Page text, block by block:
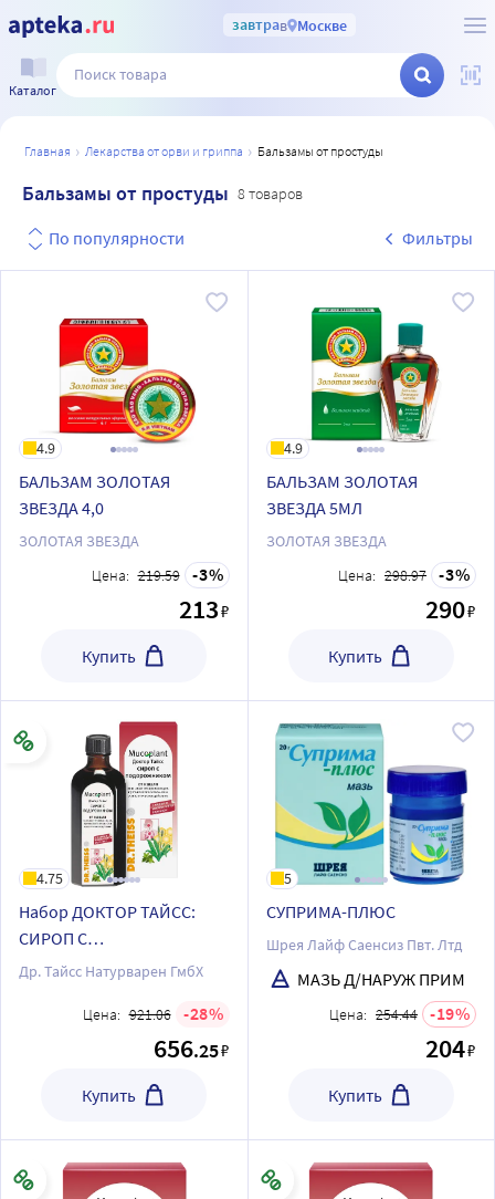
завтрав Москве
Каталог
главная лекарства от орви и гриппа бальзамы от простуды
Бальзамы от простуды 8 товаров
По популярности Фильтры
4.9
БАЛЬЗАМ ЗОЛОТАЯ
ЗВЕЗДА 4,0
ЗОЛОТАЯ ЗВЕЗДА
Цена: 219.59 3
213₽
Купить
4.9
БАЛЬЗАМ ЗОЛОТАЯ
ЗВЕЗДА 5МЛ
ЗОЛОТАЯ ЗВЕЗДА
Цена: 298.97 3
290₽
Купить
4.75
Набор ДОКТОР ТАЙСС:
СИРОП С
ПОДОРОЖНИКОМ 250МЛ
МАЗЬ Д/НАРУЖ ПРИМ Д/
Др. Тайсс Натурварен ГмбХ
Цена: 921.06 28
656.25₽
Купить
5
СУПРИМА-ПЛЮС
Шрея Лайф Саенсиз Пвт. Лтд
МАЗЬ Д/НАРУЖ ПРИМ
Цена: 254.44 19
204₽
Купить